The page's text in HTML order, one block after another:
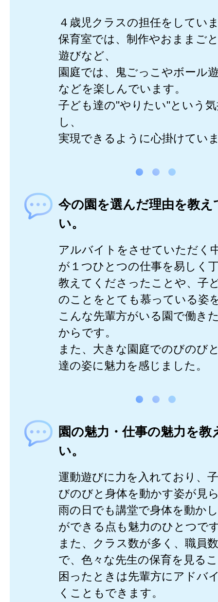
４歳児クラスの担任をしてい
保育室では、制作やおままご
遊びなど、
園庭では、鬼ごっこやボール
などを楽しんでいます。
子ども達の"やりたい"という
し、
実現できるように心掛けてい
今の園を選んだ理由を教え
い。
アルバイトをさせていただく
が１つひとつの仕事を易しく
教えてくださったことや、子
のことをとても慕っている姿
こんな先輩方がいる園で働き
からです。
また、大きな園庭でのびのび
達の姿に魅力を感じました。
園の魅力・仕事の魅力を教
い。
運動遊びに力を入れており、
びのびと身体を動かす姿が見
雨の日でも講堂で身体を動か
ができる点も魅力のひとつで
また、クラス数が多く、職員
で、色々な先生の保育を見る
困ったときは先輩方にアドバ
くこともできます。